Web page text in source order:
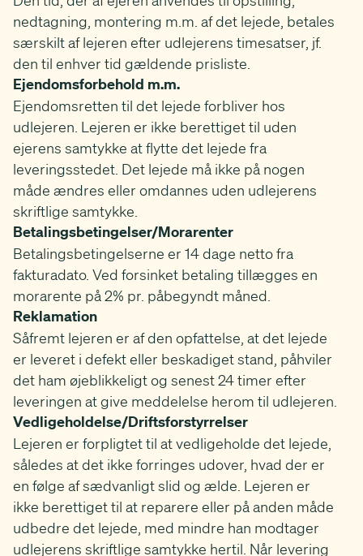
nedtagning, montering m.m. af det lejede, betales
særskilt af lejeren efter udlejerens timesatser, jf.
den til enhver tid gældende prisliste.
Ejendomsforbehold m.m.
Ejendomsretten til det lejede forbliver hos
udlejeren. Lejeren er ikke berettiget til uden
ejerens samtykke at flytte det lejede fra
leveringsstedet. Det lejede må ikke på nogen
måde ændres eller omdannes uden udlejerens
skriftlige samtykke.
Betalingsbetingelser/Morarenter
Betalingsbetingelserne er 14 dage netto fra
fakturadato. Ved forsinket betaling tillægges en
morarente på 2% pr. påbegyndt måned.
Reklamation
Såfremt lejeren er af den opfattelse, at det lejede
er leveret i defekt eller beskadiget stand, påhviler
det ham øjeblikkeligt og senest 24 timer efter
leveringen at give meddelelse herom til udlejeren.
Vedligeholdelse/Driftsforstyrrelser
Lejeren er forpligtet til at vedligeholde det lejede,
således at det ikke forringes udover, hvad der er
en følge af sædvanligt slid og ælde. Lejeren er
ikke berettiget til at reparere eller på anden måde
udbedre det lejede, med mindre han modtager
udlejerens skriftlige samtykke hertil. Når levering